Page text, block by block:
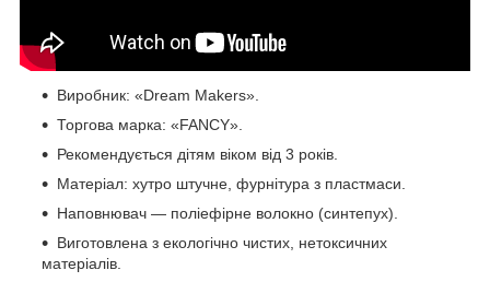
Виробник: «Dream Makers».
Торгова марка: «FANCY».
Рекомендується дітям віком від 3 років.
Матеріал: хутро штучне, фурнітура з пластмаси.
Наповнювач — поліефірне волокно (синтепух).
Виготовлена з екологічно чистих, нетоксичних
матеріалів.